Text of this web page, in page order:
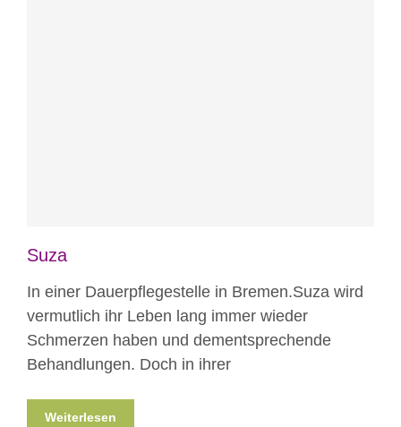
Suza
In einer Dauerpflegestelle in Bremen.Suza wird
vermutlich ihr Leben lang immer wieder
Schmerzen haben und dementsprechende
Behandlungen. Doch in ihrer
Weiterlesen